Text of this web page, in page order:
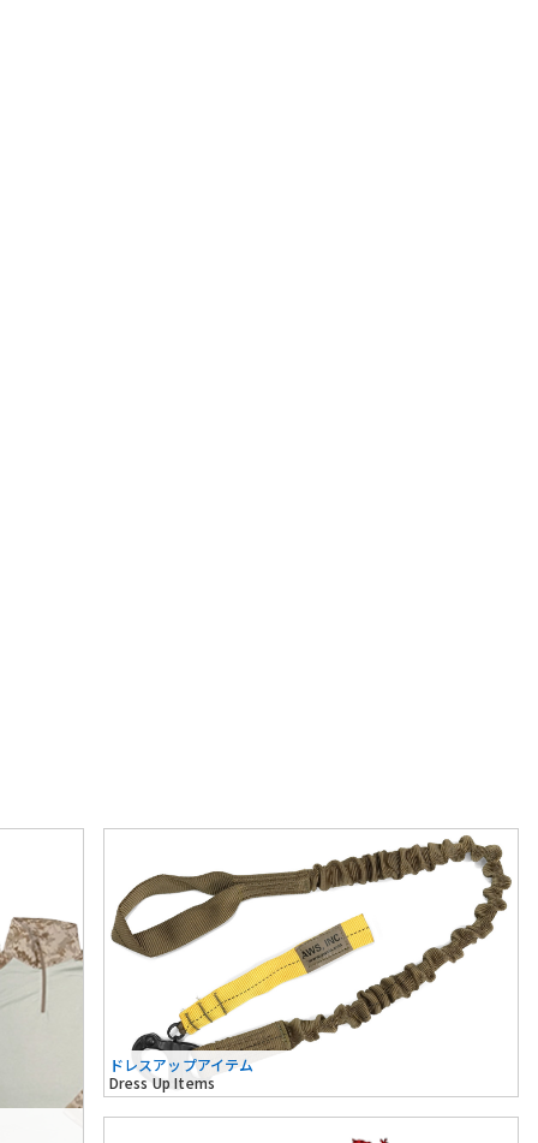
ドレスアップアイテム
Dress Up Items